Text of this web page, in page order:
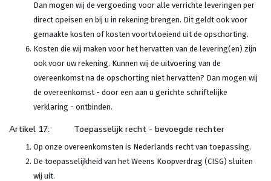
Dan mogen wij de vergoeding voor alle verrichte leveringen per
direct opeisen en bij u in rekening brengen. Dit geldt ook voor
gemaakte kosten of kosten voortvloeiend uit de opschorting.
Kosten die wij maken voor het hervatten van de levering(en) zijn
ook voor uw rekening. Kunnen wij de uitvoering van de
overeenkomst na de opschorting niet hervatten? Dan mogen wij
de overeenkomst - door een aan u gerichte schriftelijke
verklaring - ontbinden.
Artikel 17: Toepasselijk recht - bevoegde rechter
Op onze overeenkomsten is Nederlands recht van toepassing.
De toepasselijkheid van het Weens Koopverdrag (CISG) sluiten
wij uit.